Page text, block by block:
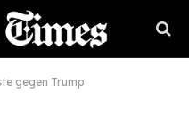
gegen Trump